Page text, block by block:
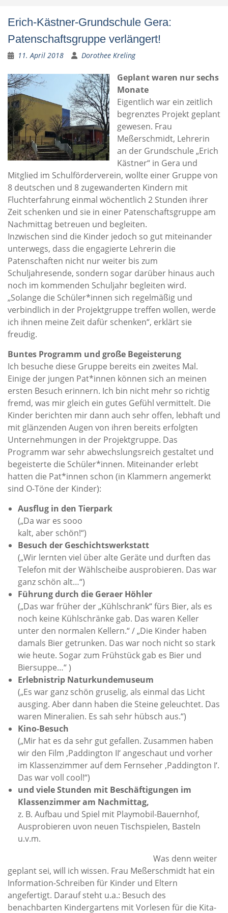
Erich-Kästner-Grundschule Gera:
Patenschaftsgruppe verlängert!
11. April 2018 Dorothee Kreling
Geplant waren nur sechs
Monate
Eigentlich war ein zeitlich
begrenztes Projekt geplant
gewesen. Frau
Meßerschmidt, Lehrerin
an der Grundschule „Erich
Kästner“ in Gera und
Mitglied im Schulförderverein, wollte einer Gruppe von
8 deutschen und 8 zugewanderten Kindern mit
Fluchterfahrung einmal wöchentlich 2 Stunden ihrer
Zeit schenken und sie in einer Patenschaftsgruppe am
Nachmittag betreuen und begleiten.
Inzwischen sind die Kinder jedoch so gut miteinander
unterwegs, dass die engagierte Lehrerin die
Patenschaften nicht nur weiter bis zum
Schuljahresende, sondern sogar darüber hinaus auch
noch im kommenden Schuljahr begleiten wird.
„Solange die Schüler*innen sich regelmäßig und
verbindlich in der Projektgruppe treffen wollen, werde
ich ihnen meine Zeit dafür schenken“, erklärt sie
freudig.
Buntes Programm und große Begeisterung
Ich besuche diese Gruppe bereits ein zweites Mal.
Einige der jungen Pat*innen können sich an meinen
ersten Besuch erinnern. Ich bin nicht mehr so richtig
fremd, was mir gleich ein gutes Gefühl vermittelt. Die
Kinder berichten mir dann auch sehr offen, lebhaft und
mit glänzenden Augen von ihren bereits erfolgten
Unternehmungen in der Projektgruppe. Das
Programm war sehr abwechslungsreich gestaltet und
begeisterte die Schüler*innen. Miteinander erlebt
hatten die Pat*innen schon (in Klammern angemerkt
sind O-Töne der Kinder):
Ausflug in den Tierpark
(„Da war es sooo
kalt, aber schön!“)
Besuch der Geschichtswerkstatt
(„Wir lernten viel über alte Geräte und durften das
Telefon mit der Wählscheibe ausprobieren. Das war
ganz schön alt…“)
Führung durch die Geraer Höhler
(„Das war früher der „Kühlschrank“ fürs Bier, als es
noch keine Kühlschränke gab. Das waren Keller
unter den normalen Kellern.“ / „Die Kinder haben
damals Bier getrunken. Das war noch nicht so stark
wie heute. Sogar zum Frühstück gab es Bier und
Biersuppe…“ )
Erlebnistrip Naturkundemuseum
(„Es war ganz schön gruselig, als einmal das Licht
ausging. Aber dann haben die Steine geleuchtet. Das
waren Mineralien. Es sah sehr hübsch aus.“)
Kino-Besuch
(„Mir hat es da sehr gut gefallen. Zusammen haben
wir den Film ‚Paddington II‘ angeschaut und vorher
im Klassenzimmer auf dem Fernseher ‚Paddington I‘.
Das war voll cool!“)
und viele Stunden mit Beschäftigungen im
Klassenzimmer am Nachmittag,
z. B. Aufbau und Spiel mit Playmobil-Bauernhof,
Ausprobieren uvon neuen Tischspielen, Basteln
u.v.m.
Was denn weiter
geplant sei, will ich wissen. Frau Meßerschmidt hat ein
Information-Schreiben für Kinder und Eltern
angefertigt. Darauf steht u.a.: Besuch des
benachbarten Kindergartens mit Vorlesen für die Kita-